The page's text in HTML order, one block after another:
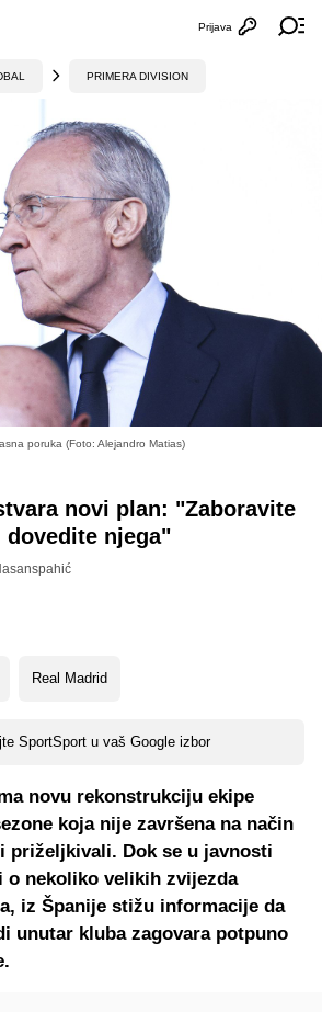
Otvori
Prijava
PRIMERA DIVISION
poruka (Foto: Alejandro Matias)
novi plan: "Zaboravite
dovedite njega"
Real Madrid
SportSport u vaš Google izbor
novu rekonstrukciju ekipe
koja nije završena na način
priželjkivali. Dok se u javnosti
o nekoliko velikih zvijezda
iz Španije stižu informacije da
unutar kluba zagovara potpuno